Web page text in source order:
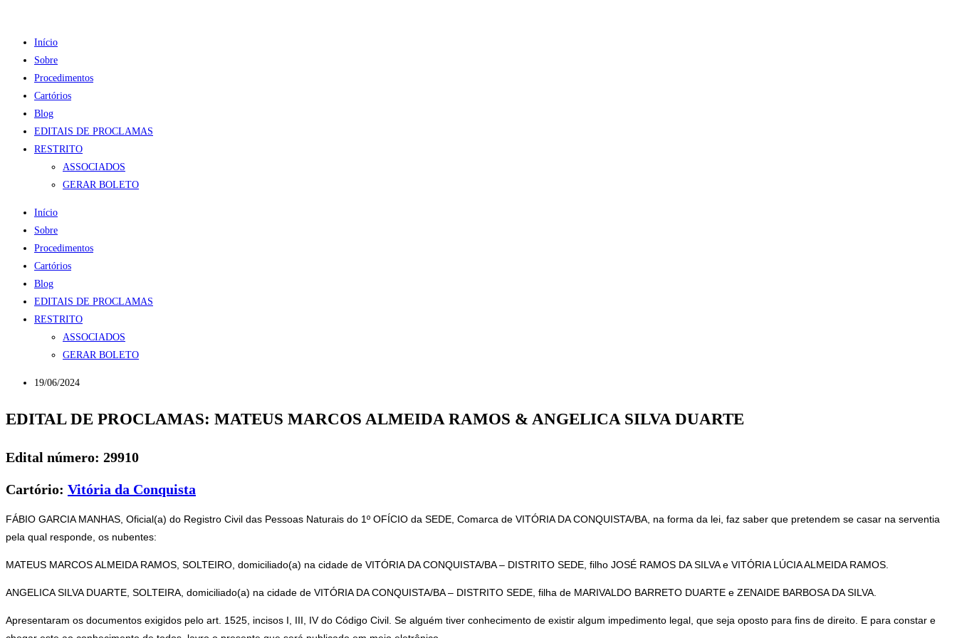
Início
Sobre
Procedimentos
Cartórios
Blog
EDITAIS DE PROCLAMAS
RESTRITO
ASSOCIADOS
GERAR BOLETO
Início
Sobre
Procedimentos
Cartórios
Blog
EDITAIS DE PROCLAMAS
RESTRITO
ASSOCIADOS
GERAR BOLETO
19/06/2024
EDITAL DE PROCLAMAS: MATEUS MARCOS ALMEIDA RAMOS & ANGELICA SILVA DUARTE
Edital número: 29910
Cartório: Vitória da Conquista
FÁBIO GARCIA MANHAS, Oficial(a) do Registro Civil das Pessoas Naturais do 1º OFÍCIO da SEDE, Comarca de VITÓRIA DA CONQUISTA/BA, na forma da lei, faz saber que pretendem se casar na serventia
pela qual responde, os nubentes:
MATEUS MARCOS ALMEIDA RAMOS, SOLTEIRO, domiciliado(a) na cidade de VITÓRIA DA CONQUISTA/BA – DISTRITO SEDE, filho JOSÉ RAMOS DA SILVA e VITÓRIA LÚCIA ALMEIDA RAMOS.
ANGELICA SILVA DUARTE, SOLTEIRA, domiciliado(a) na cidade de VITÓRIA DA CONQUISTA/BA – DISTRITO SEDE, filha de MARIVALDO BARRETO DUARTE e ZENAIDE BARBOSA DA SILVA.
Apresentaram os documentos exigidos pelo art. 1525, incisos I, III, IV do Código Civil. Se alguém tiver conhecimento de existir algum impedimento legal, que seja oposto para fins de direito. E para constar e